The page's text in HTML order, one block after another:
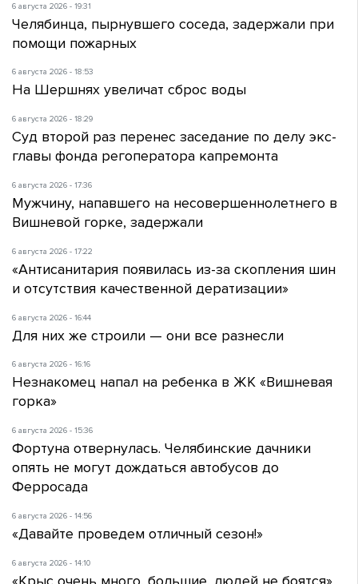
6 августа 2026 - 19:31
Челябинца, пырнувшего соседа, задержали при
помощи пожарных
6 августа 2026 - 18:53
На Шершнях увеличат сброс воды
6 августа 2026 - 18:29
Суд второй раз перенес заседание по делу экс-
главы фонда регоператора капремонта
6 августа 2026 - 17:36
Мужчину, напавшего на несовершеннолетнего в
Вишневой горке, задержали
6 августа 2026 - 17:22
«Антисанитария появилась из-за скопления шин
и отсутствия качественной дератизации»
6 августа 2026 - 16:44
Для них же строили — они все разнесли
6 августа 2026 - 16:16
Незнакомец напал на ребенка в ЖК «Вишневая
горка»
6 августа 2026 - 15:36
Фортуна отвернулась. Челябинские дачники
опять не могут дождаться автобусов до
Ферросада
6 августа 2026 - 14:56
«Давайте проведем отличный сезон!»
6 августа 2026 - 14:10